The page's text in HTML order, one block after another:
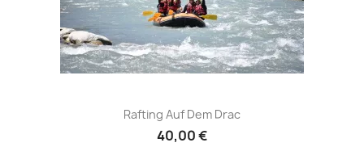
Rafting Auf Dem Drac
40,00 €